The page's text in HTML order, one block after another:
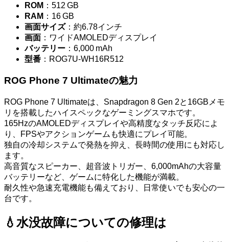
ROM ：512 GB
RAM ：16 GB
画面サイズ：約6.78インチ
画面 ：ワイドAMOLEDディスプレイ
バッテリー ：6,000 mAh
型番 ：ROG7U-WH16R512
ROG Phone 7 Ultimateの魅力
ROG Phone 7 Ultimateは、Snapdragon 8 Gen 2と16GBメモ
リを搭載したハイスペックなゲーミングスマホです。
165HzのAMOLEDディスプレイや高精度なタッチ反応によ
り、FPSやアクションゲームも快適にプレイ可能。
独自の冷却システムで発熱を抑え、長時間の使用にも対応し
ます。
高音質なスピーカー、超音波トリガー、6,000mAhの大容量
バッテリーなど、ゲームに特化した機能が満載。
耐久性や急速充電機能も備えており、日常使いでも安心の一
台です。
💧水没故障についての修理は